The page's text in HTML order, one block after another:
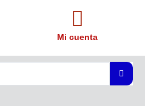
Mi cuenta